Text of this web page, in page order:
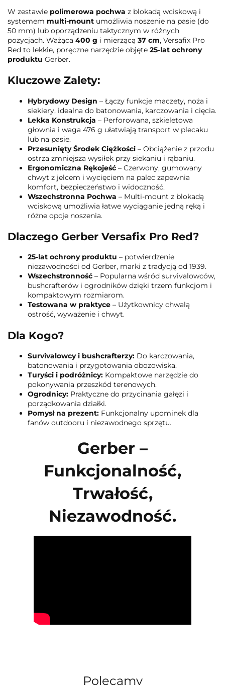
W zestawie polimerowa pochwa z blokadą wciskową i
systemem multi-mount umożliwia noszenie na pasie (do
50 mm) lub oporządzeniu taktycznym w różnych
pozycjach. Ważąca 400 g i mierzącą 37 cm, Versafix Pro
Red to lekkie, poręczne narzędzie objęte 25-lat ochrony
produktu Gerber.
Kluczowe Zalety:
Hybrydowy Design – Łączy funkcje maczety, noża i
siekiery, idealna do batonowania, karczowania i cięcia.
Lekka Konstrukcja – Perforowana, szkieletowa
głownia i waga 476 g ułatwiają transport w plecaku
lub na pasie.
Przesunięty Środek Ciężkości – Obciążenie z przodu
ostrza zmniejsza wysiłek przy siekaniu i rąbaniu.
Ergonomiczna Rękojeść – Czerwony, gumowany
chwyt z jelcem i wycięciem na palec zapewnia
komfort, bezpieczeństwo i widoczność.
Wszechstronna Pochwa – Multi-mount z blokadą
wciskową umożliwia łatwe wyciąganie jedną ręką i
różne opcje noszenia.
Dlaczego Gerber Versafix Pro Red?
25-lat ochrony produktu – potwierdzenie
niezawodności od Gerber, marki z tradycją od 1939.
Wszechstronność – Popularna wśród survivalowców,
bushcrafterów i ogrodników dzięki trzem funkcjom i
kompaktowym rozmiarom.
Testowana w praktyce – Użytkownicy chwalą
ostrość, wyważenie i chwyt.
Dla Kogo?
Survivalowcy i bushcrafterzy: Do karczowania,
batonowania i przygotowania obozowiska.
Turyści i podróżnicy: Kompaktowe narzędzie do
pokonywania przeszkód terenowych.
Ogrodnicy: Praktyczne do przycinania gałęzi i
porządkowania działki.
Pomysł na prezent: Funkcjonalny upominek dla
fanów outdooru i niezawodnego sprzętu.
Gerber –
Funkcjonalność,
Trwałość,
Niezawodność.
Polecamy